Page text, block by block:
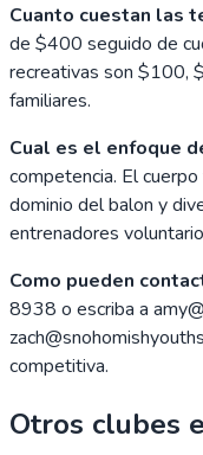
Cuanto cuestan las
de $400 seguido de
recreativas son $100,
familiares.
Cual es el enfoque
competencia. El
dominio del balon y
entrenadores
Como pueden
8938 o escriba a
competitiva.
Otros clubes